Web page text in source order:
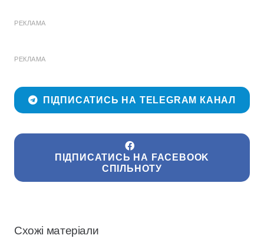
РЕКЛАМА
РЕКЛАМА
ПІДПИСАТИСЬ НА TELEGRAM КАНАЛ
ПІДПИСАТИСЬ НА FACEBOOK
СПІЛЬНОТУ
Схожі матеріали